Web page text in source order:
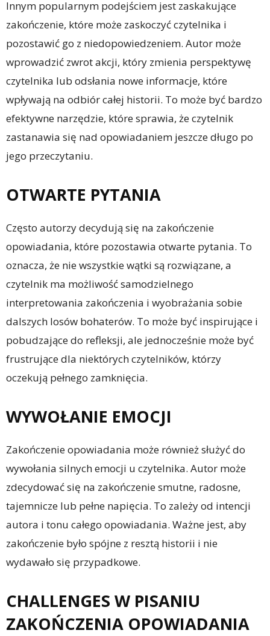
Innym popularnym podejściem jest zaskakujące
zakończenie, które może zaskoczyć czytelnika i
pozostawić go z niedopowiedzeniem. Autor może
wprowadzić zwrot akcji, który zmienia perspektywę
czytelnika lub odsłania nowe informacje, które
wpływają na odbiór całej historii. To może być bardzo
efektywne narzędzie, które sprawia, że czytelnik
zastanawia się nad opowiadaniem jeszcze długo po
jego przeczytaniu.
OTWARTE PYTANIA
Często autorzy decydują się na zakończenie
opowiadania, które pozostawia otwarte pytania. To
oznacza, że nie wszystkie wątki są rozwiązane, a
czytelnik ma możliwość samodzielnego
interpretowania zakończenia i wyobrażania sobie
dalszych losów bohaterów. To może być inspirujące i
pobudzające do refleksji, ale jednocześnie może być
frustrujące dla niektórych czytelników, którzy
oczekują pełnego zamknięcia.
WYWOŁANIE EMOCJI
Zakończenie opowiadania może również służyć do
wywołania silnych emocji u czytelnika. Autor może
zdecydować się na zakończenie smutne, radosne,
tajemnicze lub pełne napięcia. To zależy od intencji
autora i tonu całego opowiadania. Ważne jest, aby
zakończenie było spójne z resztą historii i nie
wydawało się przypadkowe.
CHALLENGES W PISANIU
ZAKOŃCZENIA OPOWIADANIA